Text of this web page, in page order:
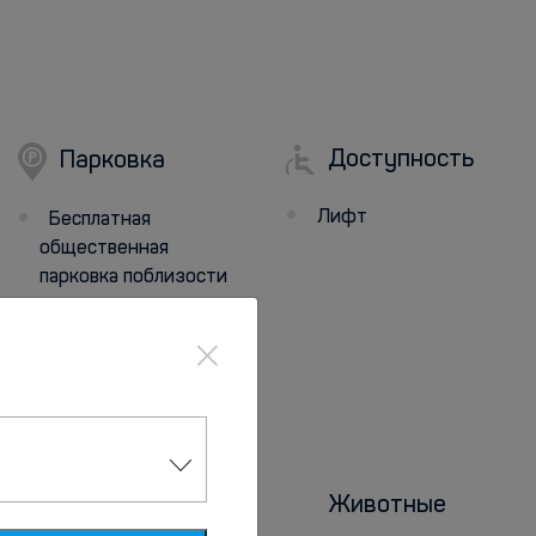
Парковка
Бесплатная
общественная
парковка поблизости
Доступность
Лифт
Санитарные
Животные
×